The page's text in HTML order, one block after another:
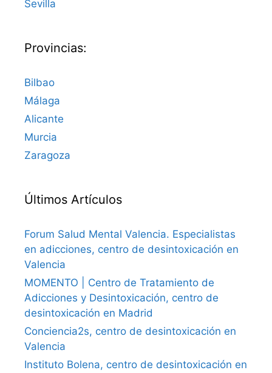
Sevilla
Provincias:
Bilbao
Málaga
Alicante
Murcia
Zaragoza
Últimos Artículos
Forum Salud Mental Valencia. Especialistas
en adicciones, centro de desintoxicación en
Valencia
MOMENTO | Centro de Tratamiento de
Adicciones y Desintoxicación, centro de
desintoxicación en Madrid
Conciencia2s, centro de desintoxicación en
Valencia
Instituto Bolena, centro de desintoxicación en